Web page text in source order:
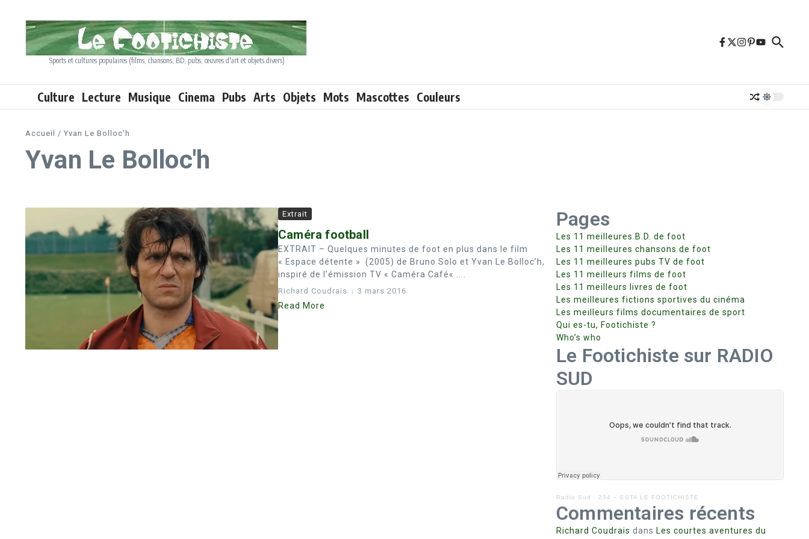
Sports et cultures populaires (films, chansons, BD, pubs, œuvres d'art et objets divers)
Culture Lecture Musique Cinema Pubs Arts Objets Mots Mascottes Couleurs
Accueil / Yvan Le Bolloc'h
Yvan Le Bolloc'h
Extrait
Caméra football
EXTRAIT – Quelques minutes de foot en plus dans le film
« Espace détente » (2005) de Bruno Solo et Yvan Le Bolloc’h,
inspiré de l’émission TV « Caméra Café« ....
Richard Coudrais 3 mars 2016
Read More
Pages
Les 11 meilleures B.D. de foot
Les 11 meilleures chansons de foot
Les 11 meilleures pubs TV de foot
Les 11 meilleurs films de foot
Les 11 meilleurs livres de foot
Les meilleures fictions sportives du cinéma
Les meilleurs films documentaires de sport
Qui es-tu, Footichiste ?
Who’s who
Le Footichiste sur RADIO
SUD
Radio Sud · 234 – ESTA LE FOOTICHISTE
Commentaires récents
Richard Coudrais dans Les courtes aventures du